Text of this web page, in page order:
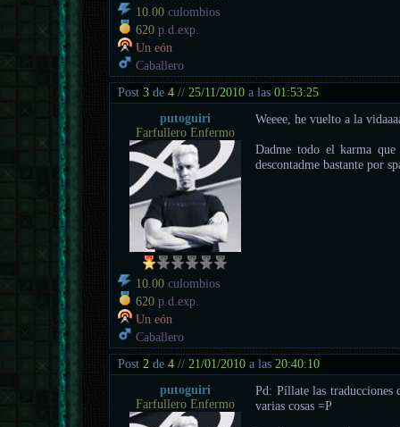
10.00 culombios
620 p.d.exp.
Un eón
Caballero
Post3 de4 // 25/11/2010 a las01:53:25
putoguiri
Farfullero Enfermo
10.00 culombios
620 p.d.exp.
Un eón
Caballero
Weeee, he vuelto a la
Dadme todo el karma
descontadme bastante por
Post 2 de4 // 21/01/2010 a las 20:40:10
putoguiri
Farfullero Enfermo
Pd: Píllate las traducciones
varias cosas =P